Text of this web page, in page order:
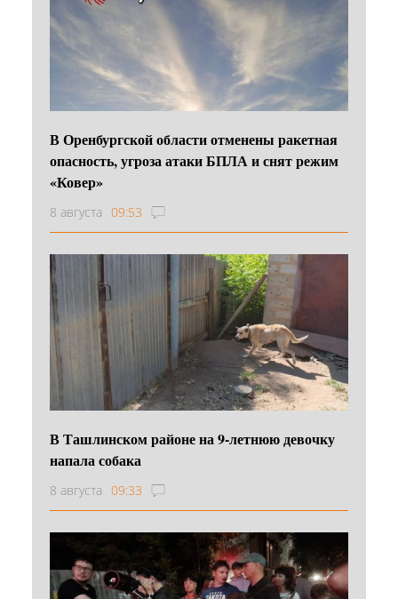
В Оренбургской области отменены ракетная
опасность, угроза атаки БПЛА и снят режим
«Ковер»
8 августа 09:53
В Ташлинском районе на 9-летнюю девочку
напала собака
8 августа 09:33